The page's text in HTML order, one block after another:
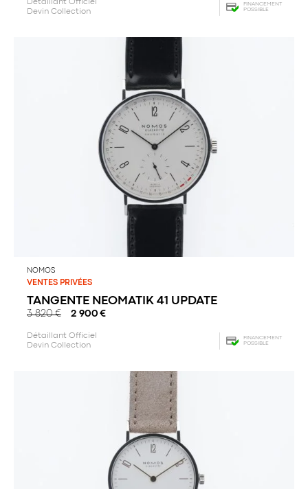
Détaillant Officiel
Devin Collection
FINANCEMENT
POSSIBLE
NOMOS
VENTES PRIVÉES
TANGENTE NEOMATIK 41 UPDATE
3 820€ 2 900 €
Détaillant Officiel
Devin Collection
FINANCEMENT
POSSIBLE